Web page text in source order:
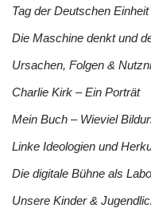
Tag der Deutschen
Die Maschine denkt und
Ursachen, Folgen &
Charlie Kirk – Ein Porträt
Mein Buch – Wieviel
Linke Ideologien und
Die digitale Bühne als
Unsere Kinder &